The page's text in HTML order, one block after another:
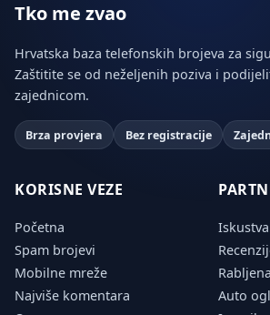
Tko me zvao
Hrvatska baza telefonskih brojeva za
Zaštitite se od neželjenih poziva i
zajednicom.
Brza provjera Bez registracije
KORISNE VEZE
Početna
Spam brojevi
Mobilne mreže
Najviše komentara
Auto